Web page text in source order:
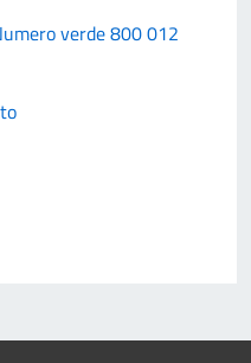
verde 800 012